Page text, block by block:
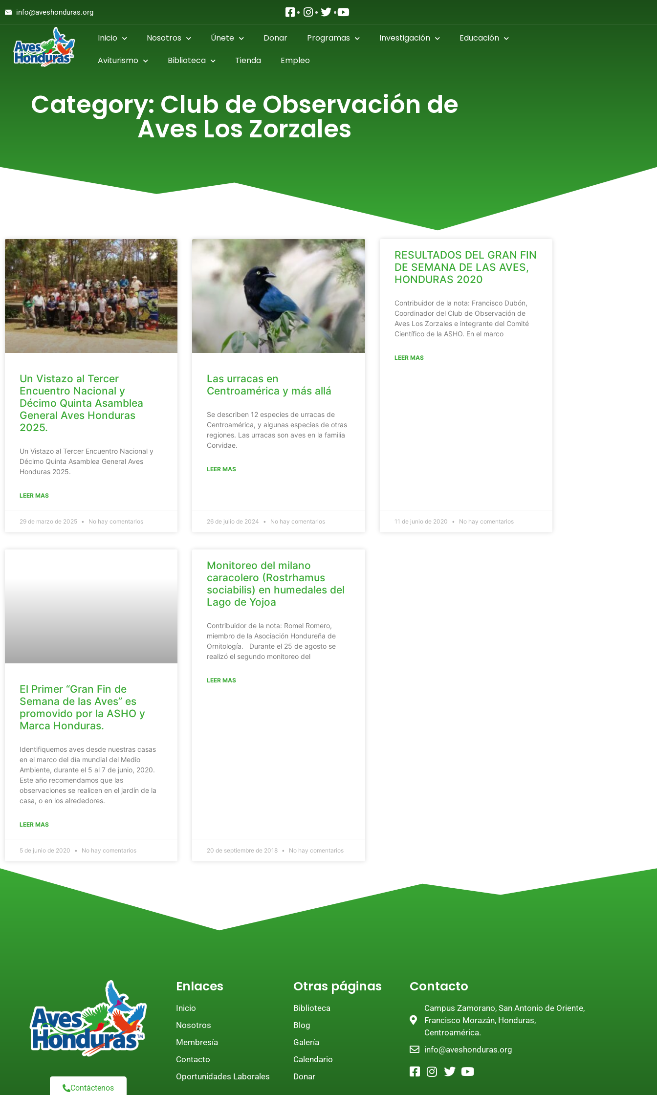
info@aveshonduras.org
Inicio Nosotros Únete Donar Programas Investigación
Educación
Aviturismo
Biblioteca Tienda Empleo
Category: Club de Observación de
Aves Los Zorzales
Un Vistazo al Tercer
Encuentro Nacional y
Décimo Quinta Asamblea
General Aves Honduras
2025.
Un Vistazo al Tercer Encuentro Nacional y
Décimo Quinta Asamblea General Aves
Honduras 2025.
LEER MAS
29 de marzo de 2025 No hay comentarios
Las urracas en
Centroamérica y más allá
Se describen 12 especies de urracas de
Centroamérica, y algunas especies de otras
regiones. Las urracas son aves en la familia
Corvidae.
LEER MAS
26 de julio de 2024 No hay comentarios
RESULTADOS DEL GRAN FIN
DE SEMANA DE LAS AVES,
HONDURAS 2020
Contribuidor de la nota: Francisco Dubón,
Coordinador del Club de Observación de
Aves Los Zorzales e integrante del Comité
Científico de la ASHO. En el marco
LEER MAS
11 de junio de 2020 No hay comentarios
El Primer “Gran Fin de
Semana de las Aves” es
promovido por la ASHO y
Marca Honduras.
Identifiquemos aves desde nuestras casas
en el marco del día mundial del Medio
Ambiente, durante el 5 al 7 de junio, 2020.
Este año recomendamos que las
observaciones se realicen en el jardín de la
casa, o en los alrededores.
LEER MAS
5 de junio de 2020 No hay comentarios
Monitoreo del milano
caracolero (Rostrhamus
sociabilis) en humedales del
Lago de Yojoa
Contribuidor de la nota: Romel Romero,
miembro de la Asociación Hondureña de
Ornitología. Durante el 25 de agosto se
realizó el segundo monitoreo del
LEER MAS
20 de septiembre de 2018 No hay comentarios
Contáctenos
Enlaces
Inicio
Nosotros
Membresía
Contacto
Oportunidades Laborales
Otras páginas
Biblioteca
Blog
Galería
Calendario
Donar
Contacto
Campus Zamorano, San Antonio de Oriente,
Francisco Morazán, Honduras,
Centroamérica.
info@aveshonduras.org